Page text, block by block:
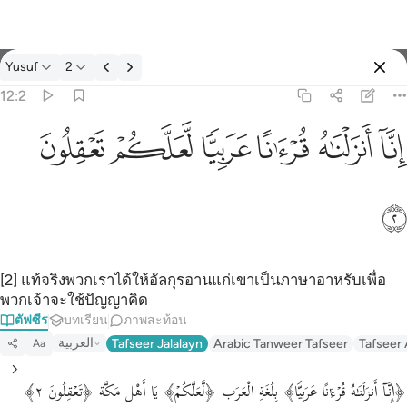
ตัฟซีร: Yusuf 12:2
Yusuf 2
12:2
انا انزلناه قرانا عربيا لعلكم تعقلون ٢
إِنَّآ أَنزَلْنَـٰهُ قُرْءَٰنًا عَرَبِيًّۭا لَّعَلَّكُمْ تَعْقِلُونَ ٢
ﲙﲚﲛﲜﲝﲞ
ﲟ
[2] แท้จริงพวกเราได้ให้อัลกุรอานแก่เขาเป็นภาษาอาหรับเพื่อ
พวกเจ้าจะใช้ปัญญาคิด
ตัฟซีร บทเรียน ภาพสะท้อน
Aa العربية Tafseer Jalalayn Arabic Tanweer Tafseer Tafseer
﴿إِنَّاۤ أَنزَلۡنَـٰهُ قُرۡءَ ٰ⁠ نًا عَرَبِیࣰّا﴾ بِلُغَةِ الْعَرَب ﴿لَّعَلَّكُمۡ﴾ يَا أَهْل مَكَّة ﴿تَعۡقِلُونَ ٢﴾